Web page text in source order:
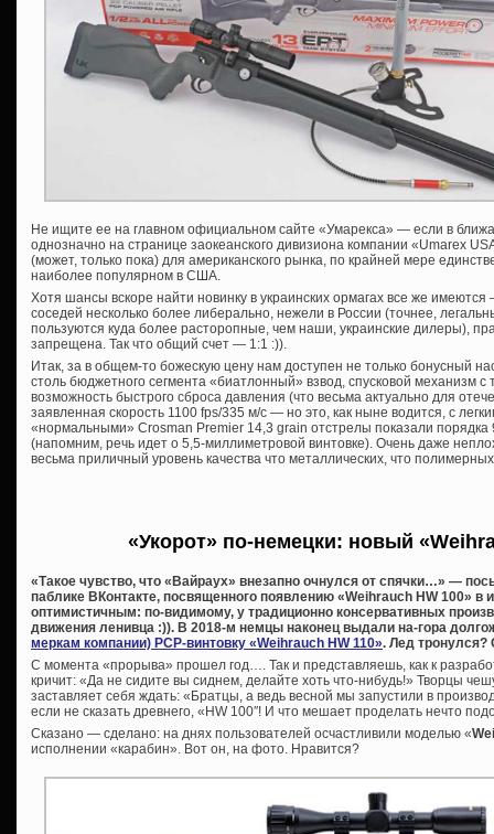
Не ищите ее на главном официальном сайте «Умарекса» — если в
однозначно на странице заокеанского дивизиона компании «Umarex
(может, только пока) для американского рынка, по крайней мере
наиболее популярном в США.
Хотя шансы вскоре найти новинку в украинских ормагах все же
соседей несколько более либерально, нежели в России (точнее,
пользуются куда более расторопные, чем наши, украинские дилеры),
запрещена. Так что общий счет — 1:1 :)).
Итак, за в общем-то божескую цену нам доступен не только бонусный
столь бюджетного сегмента «биатлонный» взвод, спусковой механизм
возможность быстрого сброса давления (что весьма актуально для
заявленная скорость 1100 fps/335 м/с — но это, как ныне водится, с
«нормальными» Crosman Premier 14,3 grain отстрелы показали порядка
(напомним, речь идет о 5,5-миллиметровой винтовке). Очень даже
весьма приличный уровень качества что металлических, что
«Укорот» по-немецки: новый
«Такое чувство, что «Вайраух» внезапно очнулся от спячки…» —
паблике ВКонтакте, посвященного появлению «Weihrauch HW 100» в
оптимистичным: по-видимому, у традиционно консервативных
движения ленивца :)). В 2018-м немцы наконец выдали на-гора
меркам компании) PCP-винтовку «Weihrauch HW 110». Лед тронулся?
С момента «прорыва» прошел год…. Так и представляешь, как к
кричит: «Да не сидите вы сиднем, делайте хоть что-нибудь!» Творцы
заставляет себя ждать: «Братцы, а ведь весной мы запустили в
если не сказать древнего, «HW 100″! И что мешает проделать нечто
Сказано — сделано: на днях пользователей осчастливили моделью «
исполнении «карабин». Вот он, на фото. Нравится?